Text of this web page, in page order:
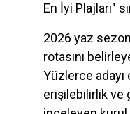
En İyi Plajları"
2026 yaz
rotasını
Yüzlerce adayı
erişilebilirlik ve